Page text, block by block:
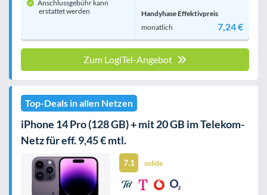
Anschlussgebühr kann
erstattet werden
Handyhase Effektivpreis
monatlich
7,24 €
Zum LogiTel-Angebot
Top-Deals in allen Netzen
iPhone 14 Pro (128 GB) + mit 20 GB im Telekom-
Netz für eff. 9,45 € mtl.
7.1 solide